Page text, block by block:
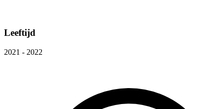
Leeftijd
2021 - 2022